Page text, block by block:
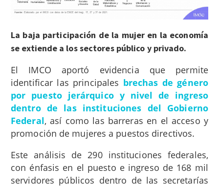
La baja participación de la mujer en la economía
se extiende a los sectores público y privado.
El IMCO aportó evidencia que permite
identificar las principales brechas de género
por puesto jerárquico y nivel de ingreso
dentro de las instituciones del Gobierno
Federal, así como las barreras en el acceso y
promoción de mujeres a puestos directivos.
Este análisis de 290 instituciones federales,
con énfasis en el puesto e ingreso de 168 mil
servidores públicos dentro de las secretarías